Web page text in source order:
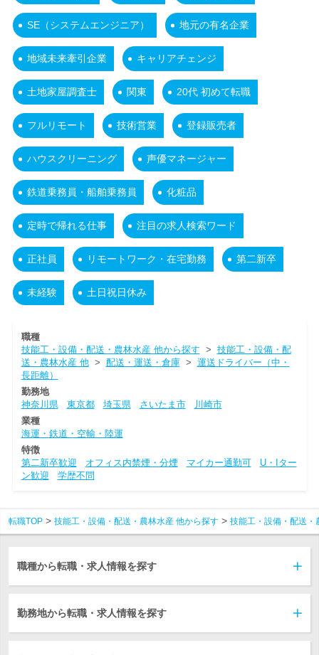
SE（システムエンジニア） 地元の有名企業
地域未来牽引企業 キャリアチェンジ
土地家屋調査士 関東 20代 初めて転職
フルリモート 技術営業 登録販売者
ハウスクリーニング 声優マネージャー
鉄道乗務員・船舶乗務員 化粧品
定時で帰れる仕事 注目の求人検索ワード
正社員 リモートワーク・在宅勤務 第二新卒
未経験 土日祝日休み
職種
技能工・設備・配送・農林水産 他から探す > 技能工・設備・配
送・農林水産 他> 配送・運送・倉庫> 運送ドライバー（中・
長距離）
勤務地
神奈川県
東京都 埼玉県 さいたま市
川崎市
業種
海運・鉄道・空輸・陸運
特徴
第二新卒歓迎
オフィス内禁煙・分煙 マイカー通勤可
U・Iター
ン歓迎
学歴不問
転職TOP 技能工・設備・配送・農林水産 他から探す 技能工・設備・配送・
職種から転職・求人情報を探す
勤務地から転職・求人情報を探す